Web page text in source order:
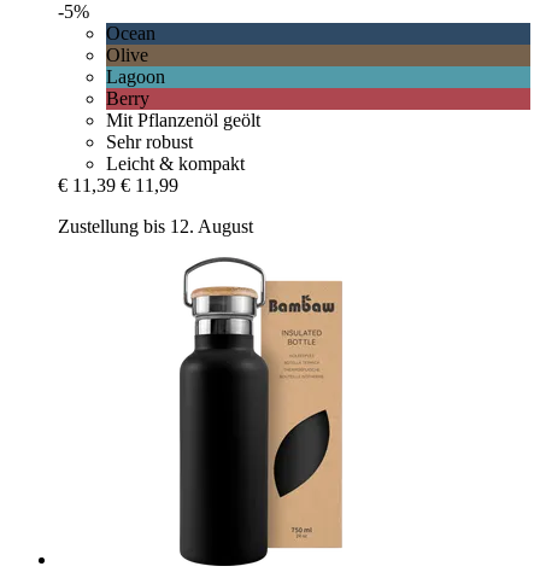
-5%
Ocean
Olive
Lagoon
Berry
Mit Pflanzenöl geölt
Sehr robust
Leicht & kompakt
€ 11,39 € 11,99
Zustellung bis 12. August